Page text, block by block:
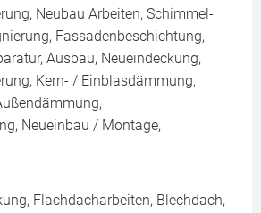
Neubau Arbeiten, Schimmel-
Fassadenbeschichtung,
Ausbau, Neueindeckung,
Kern- / Einblasdämmung,
Neueinbau / Montage,
Flachdacharbeiten, Blechdach,